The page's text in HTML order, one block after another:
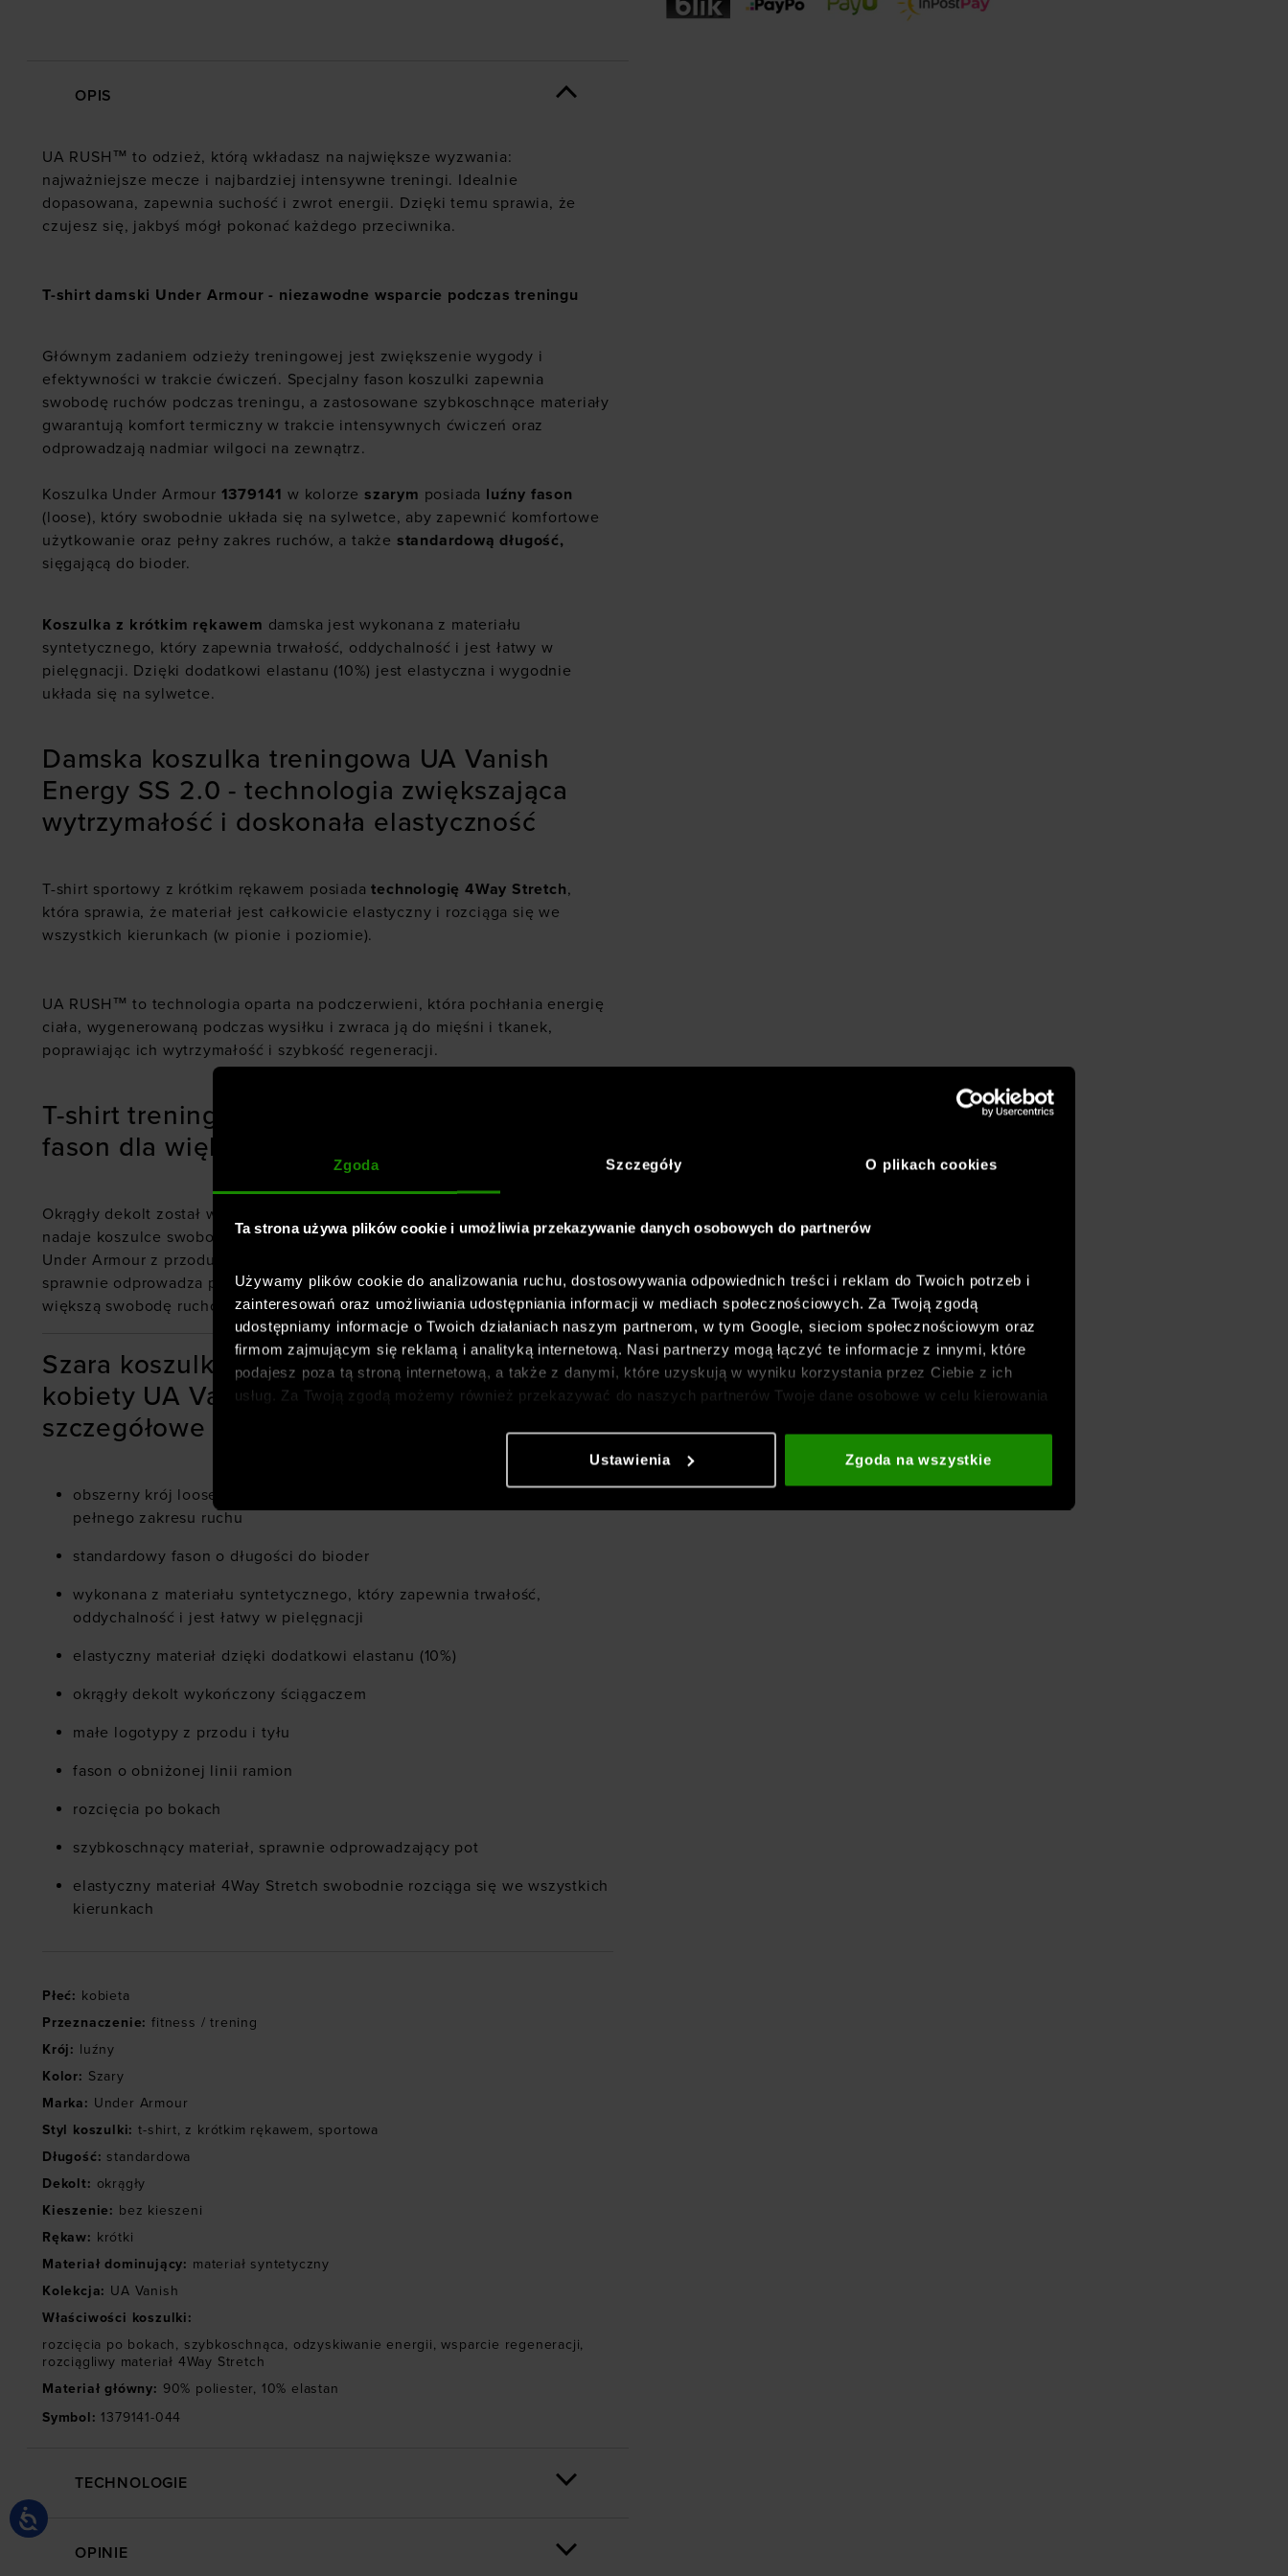
Zgoda Szczegóły O plikach cookies
Ta strona używa plików cookie i umożliwia przekazywanie danych osobowych do partnerów
Używamy plików cookie do analizowania ruchu, dostosowywania odpowiednich treści i reklam do Twoich potrzeb i
zainteresowań oraz umożliwiania udostępniania informacji w mediach społecznościowych. Za Twoją zgodą
udostępniamy informacje o Twoich działaniach naszym partnerom, w tym Google, sieciom społecznościowym oraz
firmom zajmującym się reklamą i analityką internetową. Nasi partnerzy mogą łączyć te informacje z innymi, które
podajesz poza tą stroną internetową, a także z danymi, które uzyskują w wyniku korzystania przez Ciebie z ich
usług. Za Twoją zgodą możemy również przekazywać do naszych partnerów Twoje dane osobowe w celu kierowania
społecznościowych). Szczegółowe informacje znajdziesz w naszej
Polityce prywatnościoraz sekcji „Szczegóły”
Ustawienia Zgoda na wszystkie
OPIS
UA RUSH™ to odzież, którą wkładasz na największe wyzwania:
najważniejsze mecze i najbardziej intensywne treningi. Idealnie
dopasowana, zapewnia suchość i zwrot energii. Dzięki temu sprawia, że
czujesz się, jakbyś mógł pokonać każdego przeciwnika.
T-shirt damski Under Armour - niezawodne wsparcie podczas treningu
Głównym zadaniem odzieży treningowej jest zwiększenie wygody i
efektywności w trakcie ćwiczeń. Specjalny fason koszulki zapewnia
swobodę ruchów podczas treningu, a zastosowane szybkoschnące materiały
gwarantują komfort termiczny w trakcie intensywnych ćwiczeń oraz
odprowadzają nadmiar wilgoci na zewnątrz.
Koszulka Under Armour 1379141 w kolorzeszarym posiada luźny fason
(loose), który swobodnie układa się na sylwetce, aby zapewnić komfortowe
użytkowanie oraz pełny zakres ruchów, a także standardową długość,
sięgającą do bioder.
Koszulka z krótkim rękawem damska jest wykonana z materiału
syntetycznego, który zapewnia trwałość, oddychalność i jest łatwy w
pielęgnacji. Dzięki dodatkowi elastanu (10%) jest elastyczna i wygodnie
układa się na sylwetce.
Damska koszulka treningowa UA Vanish
Energy SS 2.0 - technologia zwiększająca
wytrzymałość i doskonała elastyczność
T-shirt sportowy z krótkim rękawem posiada technologię 4Way Stretch,
która sprawia, że materiał jest całkowicie elastyczny i rozciąga się we
wszystkich kierunkach (w pionie i poziomie).
UA RUSH™ to technologia oparta na podczerwieni, która pochłania energię
ciała, wygenerowaną podczas wysiłku i zwraca ją do mięśni i tkanek,
poprawiając ich wytrzymałość i szybkość regeneracji.
T-shirt treningowy z krótkim rękawem - luźny
fason dla większej swobody ruchów
Okrągły dekolt został wykończony ściągaczem, a obniżona linia ramion
nadaje koszulce swobodny charakter. T-shirt posiada również małe logotypy
Under Armour z przodu i tyłu. Materiał, z którego wykonana jest koszulka,
sprawnie odprowadza pot i szybko schnie, a rozcięcia po bokach zapewniają
większą swobodę ruchów.
Szara koszulka na trening Under Armour dla
kobiety UA Vanish Energy SS 2.0 -
szczegółowe cechy:
obszerny krój loose dla zapewnienia komfortu podczas aktywności oraz
pełnego zakresu ruchu
standardowy fason o długości do bioder
wykonana z materiału syntetycznego, który zapewnia trwałość,
oddychalność i jest łatwy w pielęgnacji
elastyczny materiał dzięki dodatkowi elastanu (10%)
okrągły dekolt wykończony ściągaczem
małe logotypy z przodu i tyłu
fason o obniżonej linii ramion
rozcięcia po bokach
szybkoschnący materiał, sprawnie odprowadzający pot
elastyczny materiał 4Way Stretch swobodnie rozciąga się we wszystkich
kierunkach
Płeć: kobieta
Przeznaczenie: fitness / trening
Krój: luźny
Kolor: Szary
Marka: Under Armour
Styl koszulki: t-shirt, z krótkim rękawem, sportowa
Długość: standardowa
Dekolt: okrągły
Kieszenie: bez kieszeni
Rękaw: krótki
Materiał dominujący: materiał syntetyczny
Kolekcja: UA Vanish
Właściwości koszulki:
rozcięcia po bokach, szybkoschnąca, odzyskiwanie energii, wsparcie regeneracji,
rozciągliwy materiał 4Way Stretch
Materiał główny: 90% poliester, 10% elastan
Symbol: 1379141-044
TECHNOLOGIE
OPINIE